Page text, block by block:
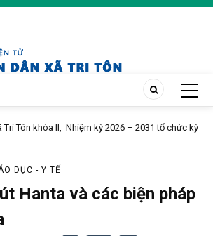
XÃ TRI TÔN SƠ KẾT THỰC HIỆN NGHỊ QUYẾT SỐ 57-
SỐ DỤC - Y TẾ
Hanta và các biện pháp